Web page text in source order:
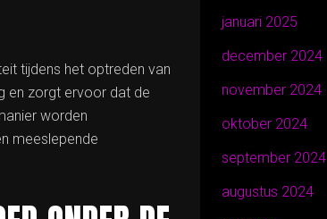
tijdens het optreden van
en zorgt ervoor dat de
worden
meeslepende
januari 2025
december 2024
november 2024
oktober 2024
september 2024
augustus 2024